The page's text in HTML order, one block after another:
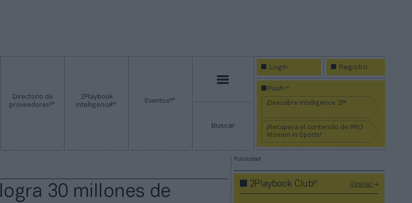
Directorio de
proveedores2P
2Playbook
Intelligence2P Eventos2P
Buscar
Login Registro
Push2P
¡Descubre Intelligence 2P!
¡Recupera el contenido de PRO
Women in Sports!
30 millones de
Publicidad
2Playbook Club2P ¡Únete!